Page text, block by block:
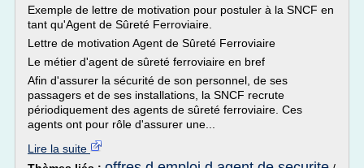
Exemple de lettre de motivation pour postuler à la SNCF en
tant qu'Agent de Sûreté Ferroviaire.
Lettre de motivation Agent de Sûreté Ferroviaire
Le métier d'agent de sûreté ferroviaire en bref
Afin d'assurer la sécurité de son personnel, de ses
passagers et de ses installations, la SNCF recrute
périodiquement des agents de sûreté ferroviaire. Ces
agents ont pour rôle d'assurer une...
Lire la suite